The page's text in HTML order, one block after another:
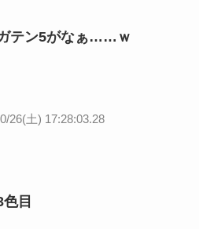
テン5がなぁ……ｗ
26(土) 17:28:03.28
目